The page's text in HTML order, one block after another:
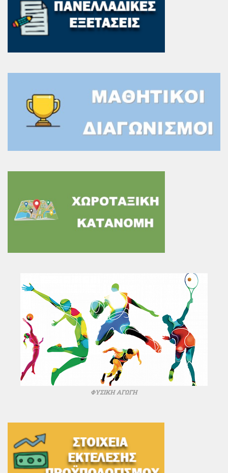
ΦΥΣΙΚΗ ΑΓΩΓΗ